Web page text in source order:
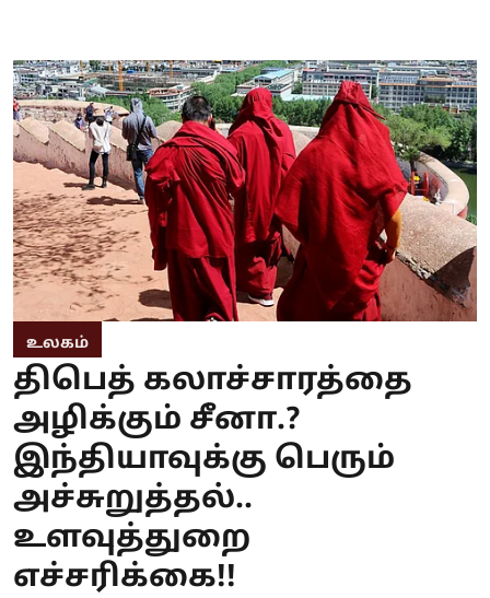
உலகம்
திபெத் கலாச்சாரத்தை
அழிக்கும் சீனா.?
இந்தியாவுக்கு பெரும்
அச்சுறுத்தல்..
உளவுத்துறை
எச்சரிக்கை!!